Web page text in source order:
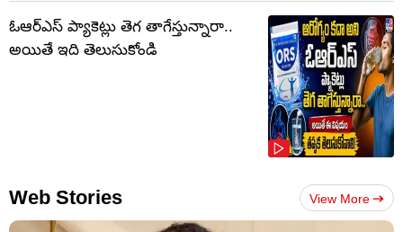
ఓఆర్‌ఎస్‌ ప్యాకెట్లు తెగ తాగేస్తున్నారా..
అయితే ఇది తెలుసుకోండి
Web Stories View More